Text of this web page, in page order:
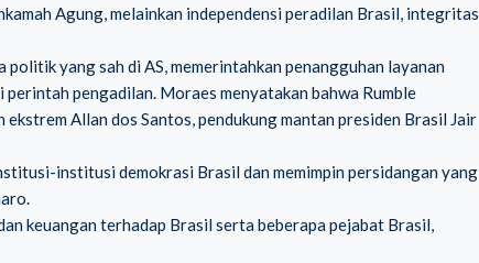
Agung, melainkan independensi peradilan Brasil, integritas
yang sah di AS, memerintahkan penangguhan layanan
pengadilan. Moraes menyatakan bahwa Rumble
ekstrem Allan dos Santos, pendukung mantan presiden Brasil Jair
institusi demokrasi Brasil dan memimpin persidangan yang
keuangan terhadap Brasil serta beberapa pejabat Brasil,